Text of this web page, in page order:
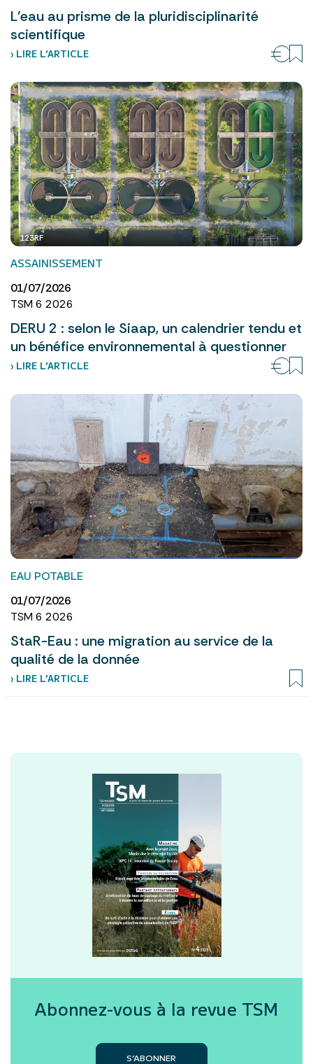
L’eau au prisme de la pluridisciplinarité
scientifique
› LIRE L’ARTICLE
123RF
ASSAINISSEMENT
01/07/2026
TSM 6 2026
DERU 2 : selon le Siaap, un calendrier tendu et
un bénéfice environnemental à questionner
› LIRE L’ARTICLE
EAU POTABLE
01/07/2026
TSM 6 2026
StaR-Eau : une migration au service de la
qualité de la donnée
› LIRE L’ARTICLE
Abonnez-vous à la revue TSM
S’ABONNER